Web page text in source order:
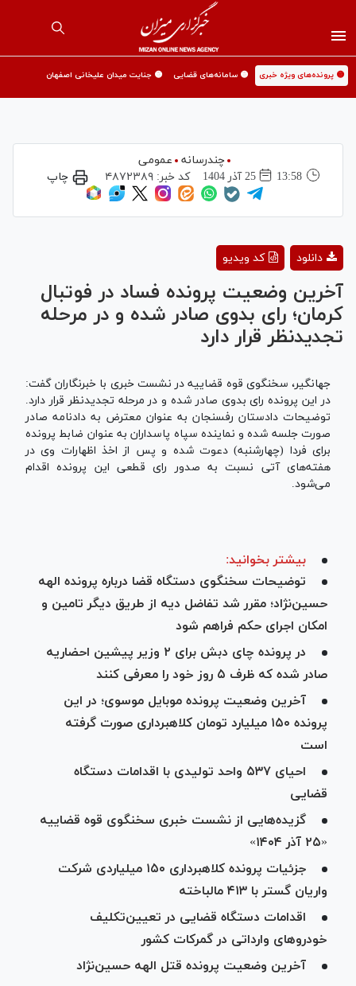
🟡 پرونده‌های ویژه خبری 🟡 سامانه‌های قضایی 🟡 جنایت میدان علیخانی اصفهان
چندرسانه
عمومی
13:58
25 آذر 1404 کد خبر:۴۸۷۲۳۸۹ چاپ
Video
کد ویدیو دانلود
آخرین وضعیت پرونده فساد در فوتبال
کرمان؛ رای بدوی صادر شده و در مرحله
تجدیدنظر قرار دارد
جهانگیر، سخنگوی قوه قضاییه در نشست خبری با خبرنگاران گفت:
در این پرونده رای بدوی صادر شده و در مرحله تجدیدنظر قرار دارد.
توضیحات دادستان رفسنجان به عنوان معترض به دادنامه صادر
صورت جلسه شده و نماینده سپاه پاسداران به عنوان ضابط پرونده
برای فردا (چهارشنبه) دعوت شده و پس از اخذ اظهارات وی در
هفته‌های آتی نسبت به صدور رای قطعی این پرونده اقدام
می‌شود.
بیشتر بخوانید:
توضیحات سخنگوی دستگاه قضا درباره پرونده الهه
حسین‌نژاد؛ مقرر شد تفاضل دیه از طریق دیگر تامین و
امکان اجرای حکم فراهم شود
در پرونده چای دبش برای ۲ وزیر پیشین احضاریه
صادر شده که ظرف ۵ روز خود را معرفی کنند
آخرین وضعیت پرونده موبایل موسوی؛ در این
پرونده ۱۵۰ میلیارد تومان کلاهبرداری صورت گرفته
است
احیای ۵۳۷ واحد تولیدی با اقدامات دستگاه
قضایی
گزیده‌هایی از نشست خبری سخنگوی قوه قضاییه
«۲۵ آذر ۱۴۰۴»
جزئیات پرونده کلاهبرداری ۱۵۰ میلیاردی شرکت
واریان گستر با ۴۱۳ مالباخته
اقدامات دستگاه قضایی در تعیین‌تکلیف
خودرو‌های وارداتی در گمرکات کشور
آخرین وضعیت پرونده قتل الهه حسین‌نژاد